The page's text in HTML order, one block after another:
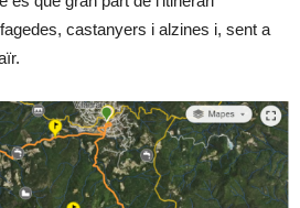
castanyers i alzines i, sent a